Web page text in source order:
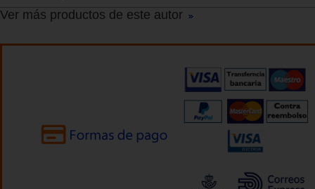
Ver más productos de este autor